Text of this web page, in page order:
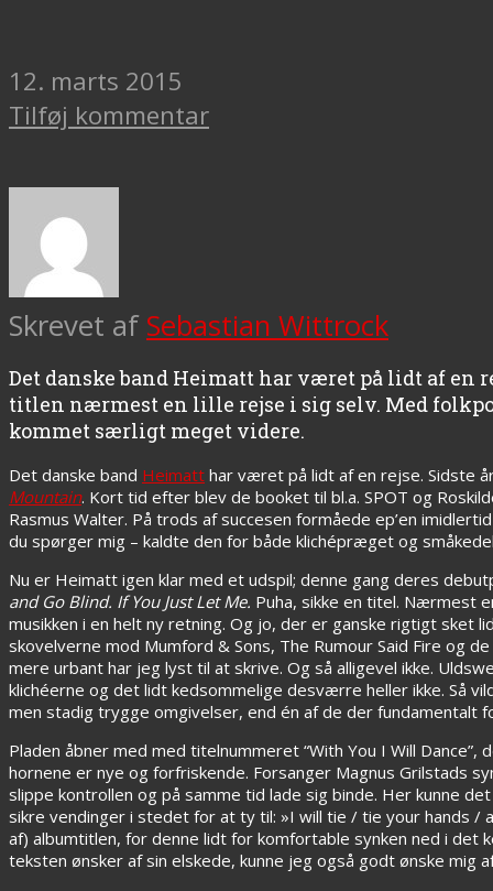
12. marts 2015
Tilføj kommentar
Skrevet af Sebastian Wittrock
Det danske band Heimatt har været på lidt af en
titlen nærmest en lille rejse i sig selv. Med
kommet særligt meget videre.
Det danske band Heimatt har været på lidt af en rejse. Sidste
Mountain. Kort tid efter blev de booket til bl.a. SPOT og
Rasmus Walter. På trods af succesen formåede ep’en
du spørger mig – kaldte den for både klichépræget og
Nu er Heimatt igen klar med et udspil; denne gang deres
and Go Blind. If You Just Let Me. Puha, sikke en titel. Nærmest
musikken i en helt ny retning. Og jo, der er ganske rigtigt sket
skovelverne mod Mumford & Sons, The Rumour Said Fire og
mere urbant har jeg lyst til at skrive. Og så alligevel ikke.
klichéerne og det lidt kedsommelige desværre heller ikke. Så
men stadig trygge omgivelser, end én af de der fundamentalt
Pladen åbner med med titelnummeret “With You I Will
hornene er nye og forfriskende. Forsanger Magnus Grilstads
slippe kontrollen og på samme tid lade sig binde. Her kunne
sikre vendinger i stedet for at ty til: »I will tie / tie your hands /
af) albumtitlen, for denne lidt for komfortable synken ned i det
teksten ønsker af sin elskede, kunne jeg også godt ønske mig